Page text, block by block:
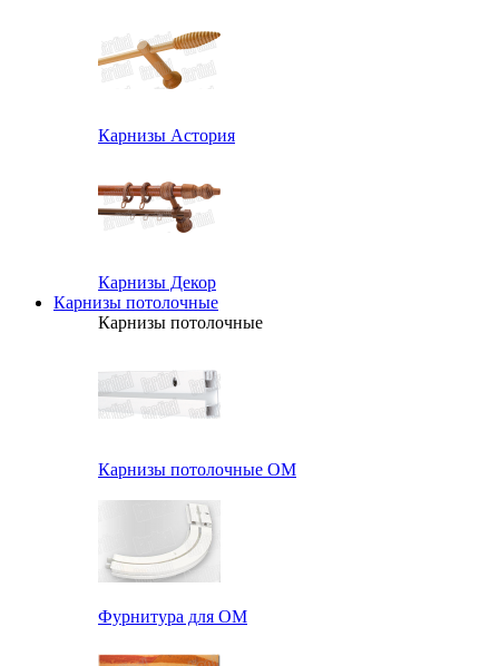
Карнизы Астория
Карнизы Декор
Карнизы потолочные
Карнизы потолочные
Карнизы потолочные ОМ
Фурнитура для ОМ